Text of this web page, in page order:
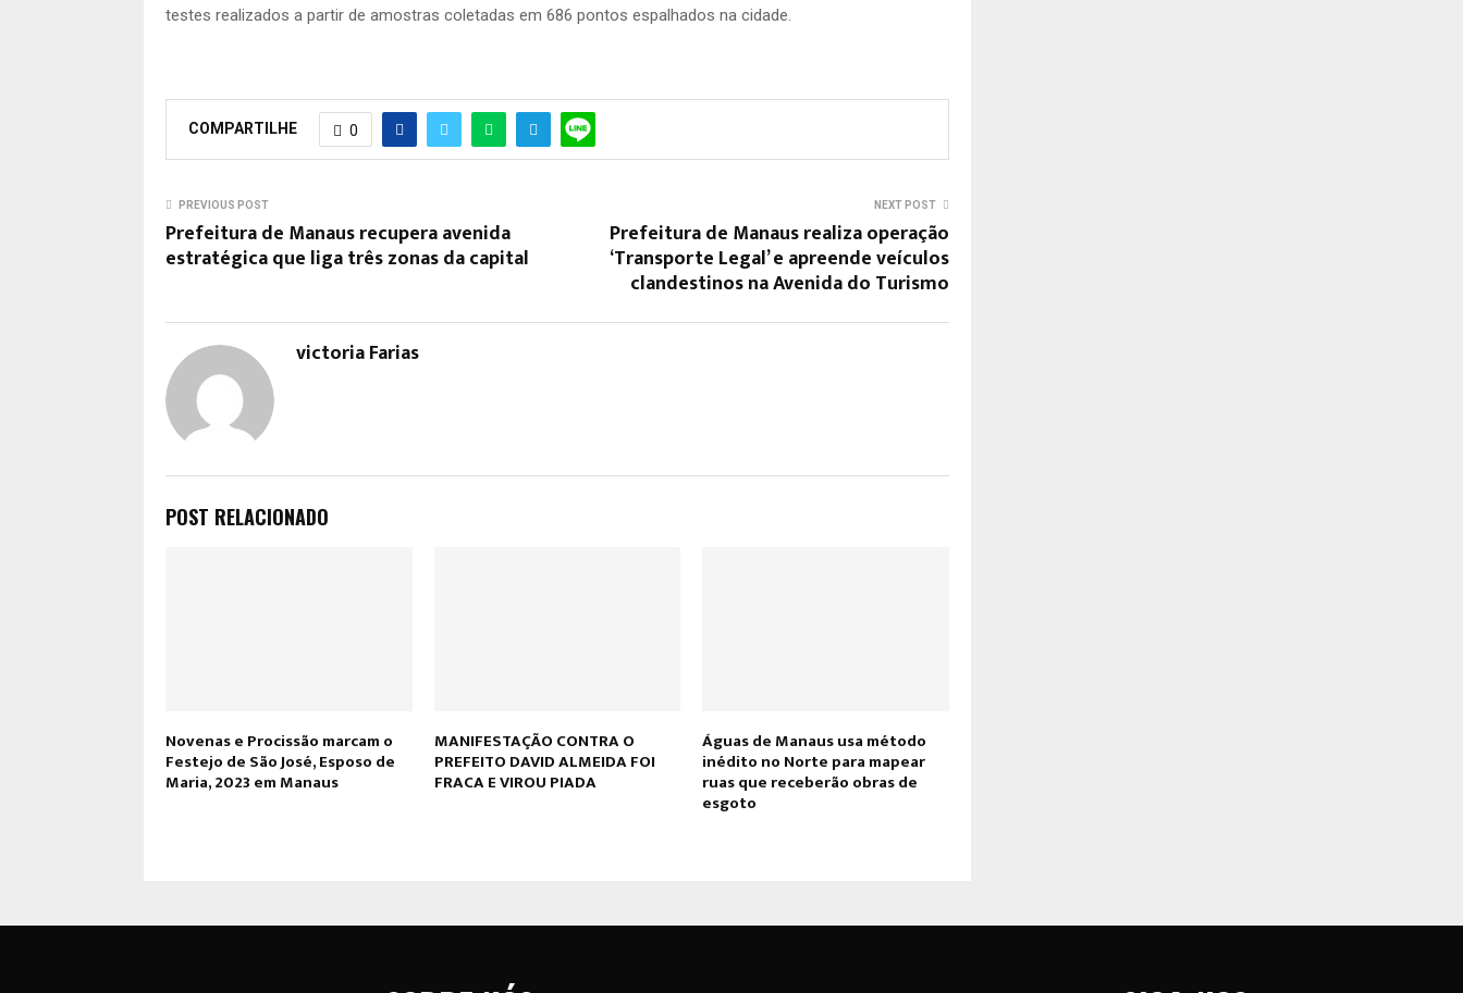
testes realizados a partir de amostras coletadas em 686 pontos espalhados na cidade.
COMPARTILHE 0
PREVIOUS POST
Prefeitura de Manaus recupera avenida
estratégica que liga três zonas da capital
NEXT POST
Prefeitura de Manaus realiza operação
‘Transporte Legal’ e apreende veículos
clandestinos na Avenida do Turismo
victoria Farias
POST RELACIONADO
Novenas e Procissão marcam o
Festejo de São José, Esposo de
Maria, 2023 em Manaus
MANIFESTAÇÃO CONTRA O
PREFEITO DAVID ALMEIDA FOI
FRACA E VIROU PIADA
Águas de Manaus usa método
inédito no Norte para mapear
ruas que receberão obras de
esgoto